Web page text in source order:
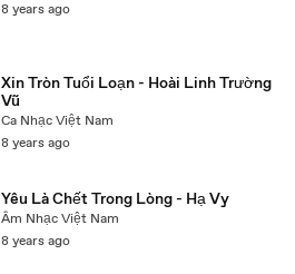
8 years ago
Xin Tròn Tuổi Loạn - Hoài Linh Trường
Vũ
Ca Nhạc Việt Nam
8 years ago
Yêu Là Chết Trong Lòng - Hạ Vy
Âm Nhạc Việt Nam
8 years ago